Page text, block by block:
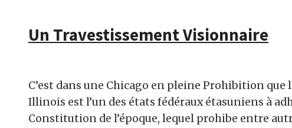
Un Travestissement Visionnaire
C’est dans une Chicago en pleine Prohibition que
Illinois est l’un des états fédéraux étasuniens à
Constitution de l’époque, lequel prohibe entre